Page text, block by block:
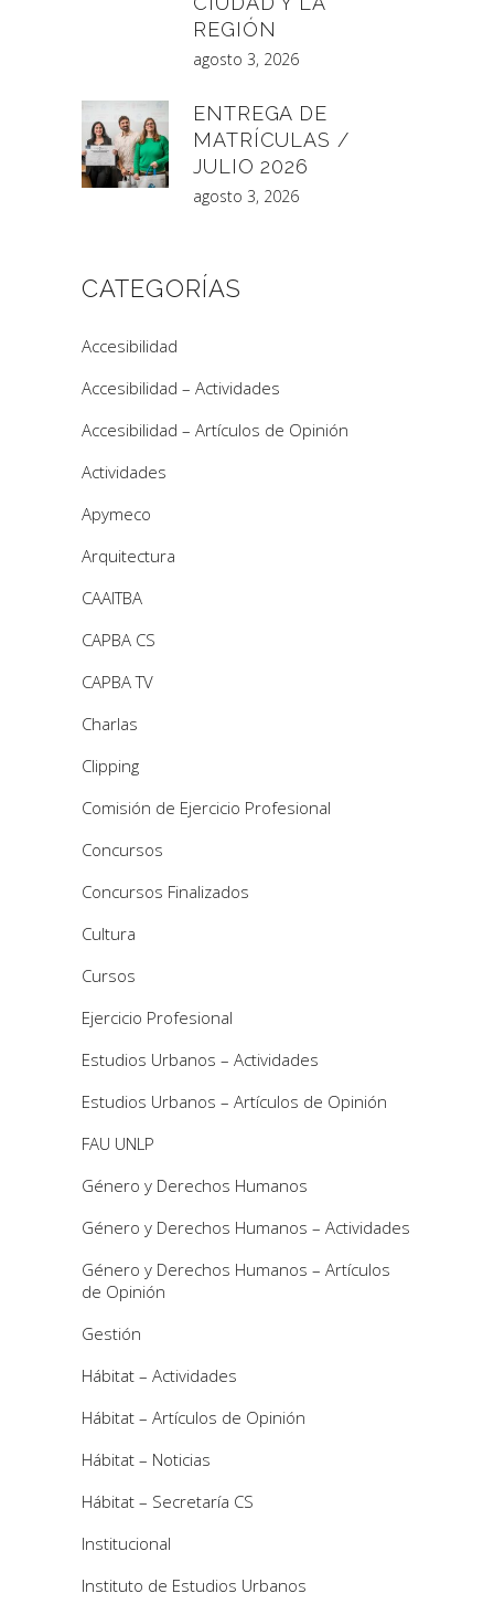
REGIÓN
agosto 3, 2026
ENTREGA DE
MATRÍCULAS /
JULIO 2026
agosto 3, 2026
CATEGORÍAS
Accesibilidad
Accesibilidad – Actividades
Accesibilidad – Artículos de Opinión
Actividades
Apymeco
Arquitectura
CAAITBA
CAPBA CS
CAPBA TV
Charlas
Clipping
Comisión de Ejercicio Profesional
Concursos
Concursos Finalizados
Cultura
Cursos
Ejercicio Profesional
Estudios Urbanos – Actividades
Estudios Urbanos – Artículos de Opinión
FAU UNLP
Género y Derechos Humanos
Género y Derechos Humanos – Actividades
Género y Derechos Humanos – Artículos
de Opinión
Gestión
Hábitat – Actividades
Hábitat – Artículos de Opinión
Hábitat – Noticias
Hábitat – Secretaría CS
Institucional
Instituto de Estudios Urbanos